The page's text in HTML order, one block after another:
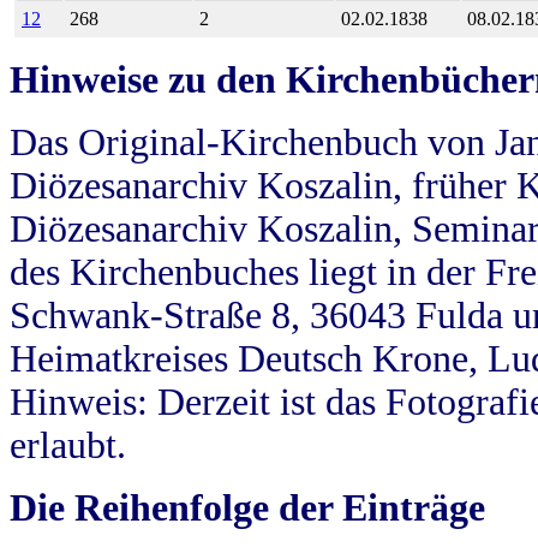
12
268 2 02.02.1838
Hinweise zu den
Das Original-Kirchenbuch von
Diözesanarchiv Koszalin, früher
Diözesanarchiv Koszalin,
des Kirchenbuches liegt in der
Schwank-Straße 8, 36043 Fulda
Heimatkreises Deutsch Krone,
Hinweis: Derzeit ist das
erlaubt.
Die Reihenfolge der Einträge